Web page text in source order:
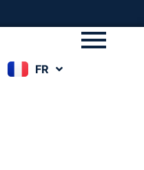
FR
EN